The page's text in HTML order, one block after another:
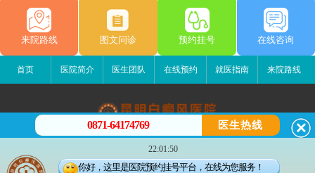
来院路线 图文问诊 预约挂号 在线咨询
首页 医院简介 医生团队 在线预约 就医指南 来院路线
昆明白癜风医院
昆明市五华区护国路2号
版权所有：昆明白癜风医院
0871-64174769 医生热线
22:01:50
你好，这里是医院预约挂号平台，在线为您服务！